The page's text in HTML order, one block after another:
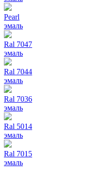
Pearl
эмаль
Ral 7047
эмаль
Ral 7044
эмаль
Ral 7036
эмаль
Ral 5014
эмаль
Ral 7015
эмаль